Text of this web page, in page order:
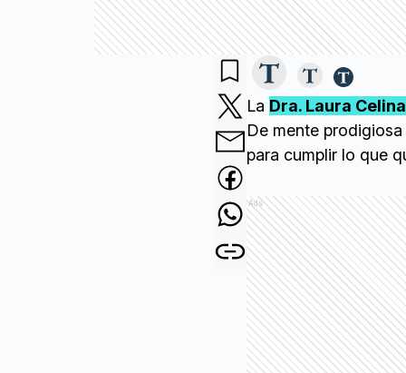
La Dra. Laura
De mente
para cumplir lo que
Ads